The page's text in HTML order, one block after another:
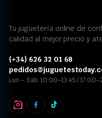
Tu juguetería online de
calidad al mejor precio y
(+34) 626 32 01 68
Lun – Sáb: 10:00–13:45 /